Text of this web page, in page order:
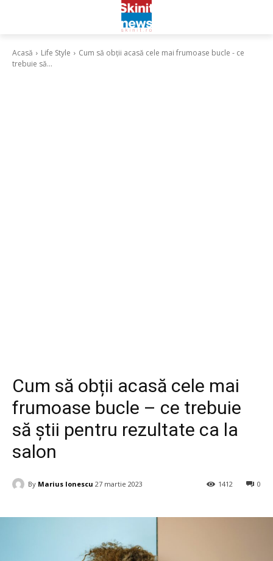
Acasă Life Style
Cum să obții acasă cele mai frumoase bucle - ce
trebuie să...
Cum să obții acasă cele mai
frumoase bucle – ce trebuie
să știi pentru rezultate ca la
salon
By Marius Ionescu 27 martie 2023 0
1412